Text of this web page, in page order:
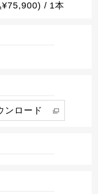
/ 1本
ンロード